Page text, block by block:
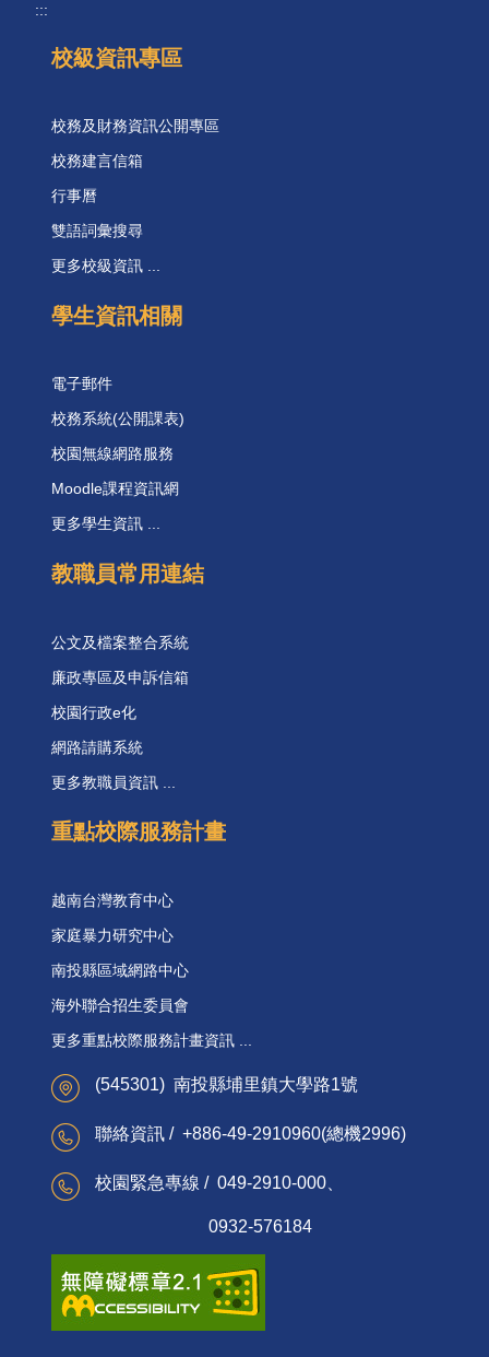
:::
校級資訊專區
校務及財務資訊公開專區
校務建言信箱
行事曆
雙語詞彙搜尋
更多校級資訊 ...
學生資訊相關
電子郵件
校務系統(公開課表)
校園無線網路服務
Moodle課程資訊網
更多學生資訊 ...
教職員常用連結
公文及檔案整合系統
廉政專區及申訴信箱
校園行政e化
網路請購系統
更多教職員資訊 ...
重點校際服務計畫
越南台灣教育中心
家庭暴力研究中心
南投縣區域網路中心
海外聯合招生委員會
更多重點校際服務計畫資訊 ...
(545301) 南投縣埔里鎮大學路1號
聯絡資訊 / +886-49-2910960(總機2996)
校園緊急專線 / 049-2910-000、
0932-576184